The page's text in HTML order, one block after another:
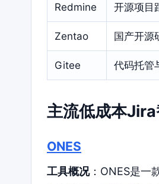
Redmine 开源项目
Zentao 国产开源
Gitee 代码托管
主流低成本
ONES
工具概况：ONES是一